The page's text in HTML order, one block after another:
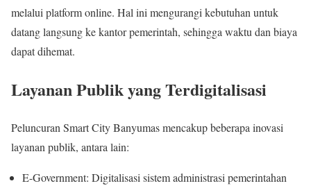
melalui platform online. Hal ini mengurangi kebutuhan untuk
datang langsung ke kantor pemerintah, sehingga waktu dan biaya
dapat dihemat.
Layanan Publik yang Terdigitalisasi
Peluncuran Smart City Banyumas mencakup beberapa inovasi
layanan publik, antara lain:
E-Government: Digitalisasi sistem administrasi pemerintahan